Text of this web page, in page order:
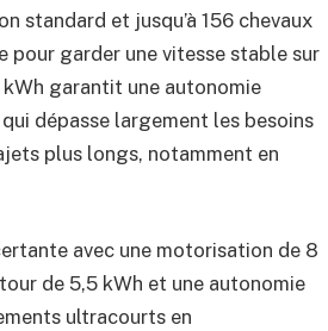
standard et jusqu’à 156 chevaux
garder une vitesse stable sur
garantit une autonomie
dépasse largement les besoins
plus longs, notamment en
avec une motorisation de 8
de 5,5 kWh et une autonomie
ultracourts en